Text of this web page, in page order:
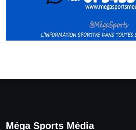
Méga Sports Média